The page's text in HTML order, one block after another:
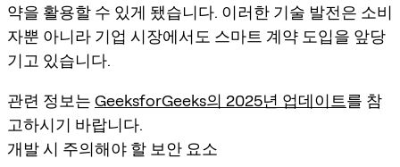
약을 활용할 수 있게 됐습니다. 이러한 기술 발전은 소비
자뿐 아니라 기업 시장에서도 스마트 계약 도입을 앞당
기고 있습니다.
관련 정보는 GeeksforGeeks의 2025년 업데이트를 참
고하시기 바랍니다.
개발 시 주의해야 할 보안 요소